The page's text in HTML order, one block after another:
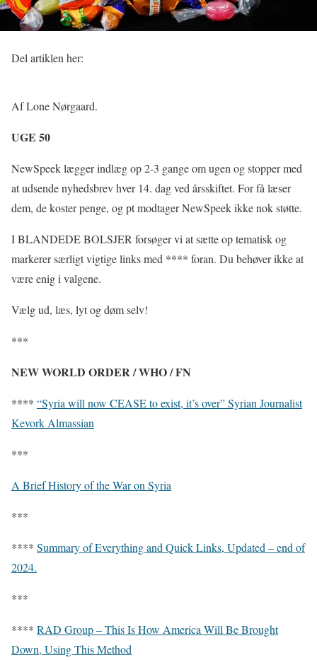
Del artiklen her:
Af Lone Nørgaard.
UGE 50
NewSpeek lægger indlæg op 2-3 gange om ugen og stopper med
at udsende nyhedsbrev hver 14. dag ved årsskiftet. For få læser
dem, de koster penge, og pt modtager NewSpeek ikke nok støtte.
I BLANDEDE BOLSJER forsøger vi at sætte op tematisk og
markerer særligt vigtige links med **** foran. Du behøver ikke at
være enig i valgene.
Vælg ud, læs, lyt og døm selv!
***
NEW WORLD ORDER / WHO / FN
**** “Syria will now CEASE to exist, it’s over” Syrian Journalist
Kevork Almassian
***
A Brief History of the War on Syria
***
**** Summary of Everything and Quick Links, Updated – end of
2024.
***
**** RAD Group – This Is How America Will Be Brought
Down, Using This Method